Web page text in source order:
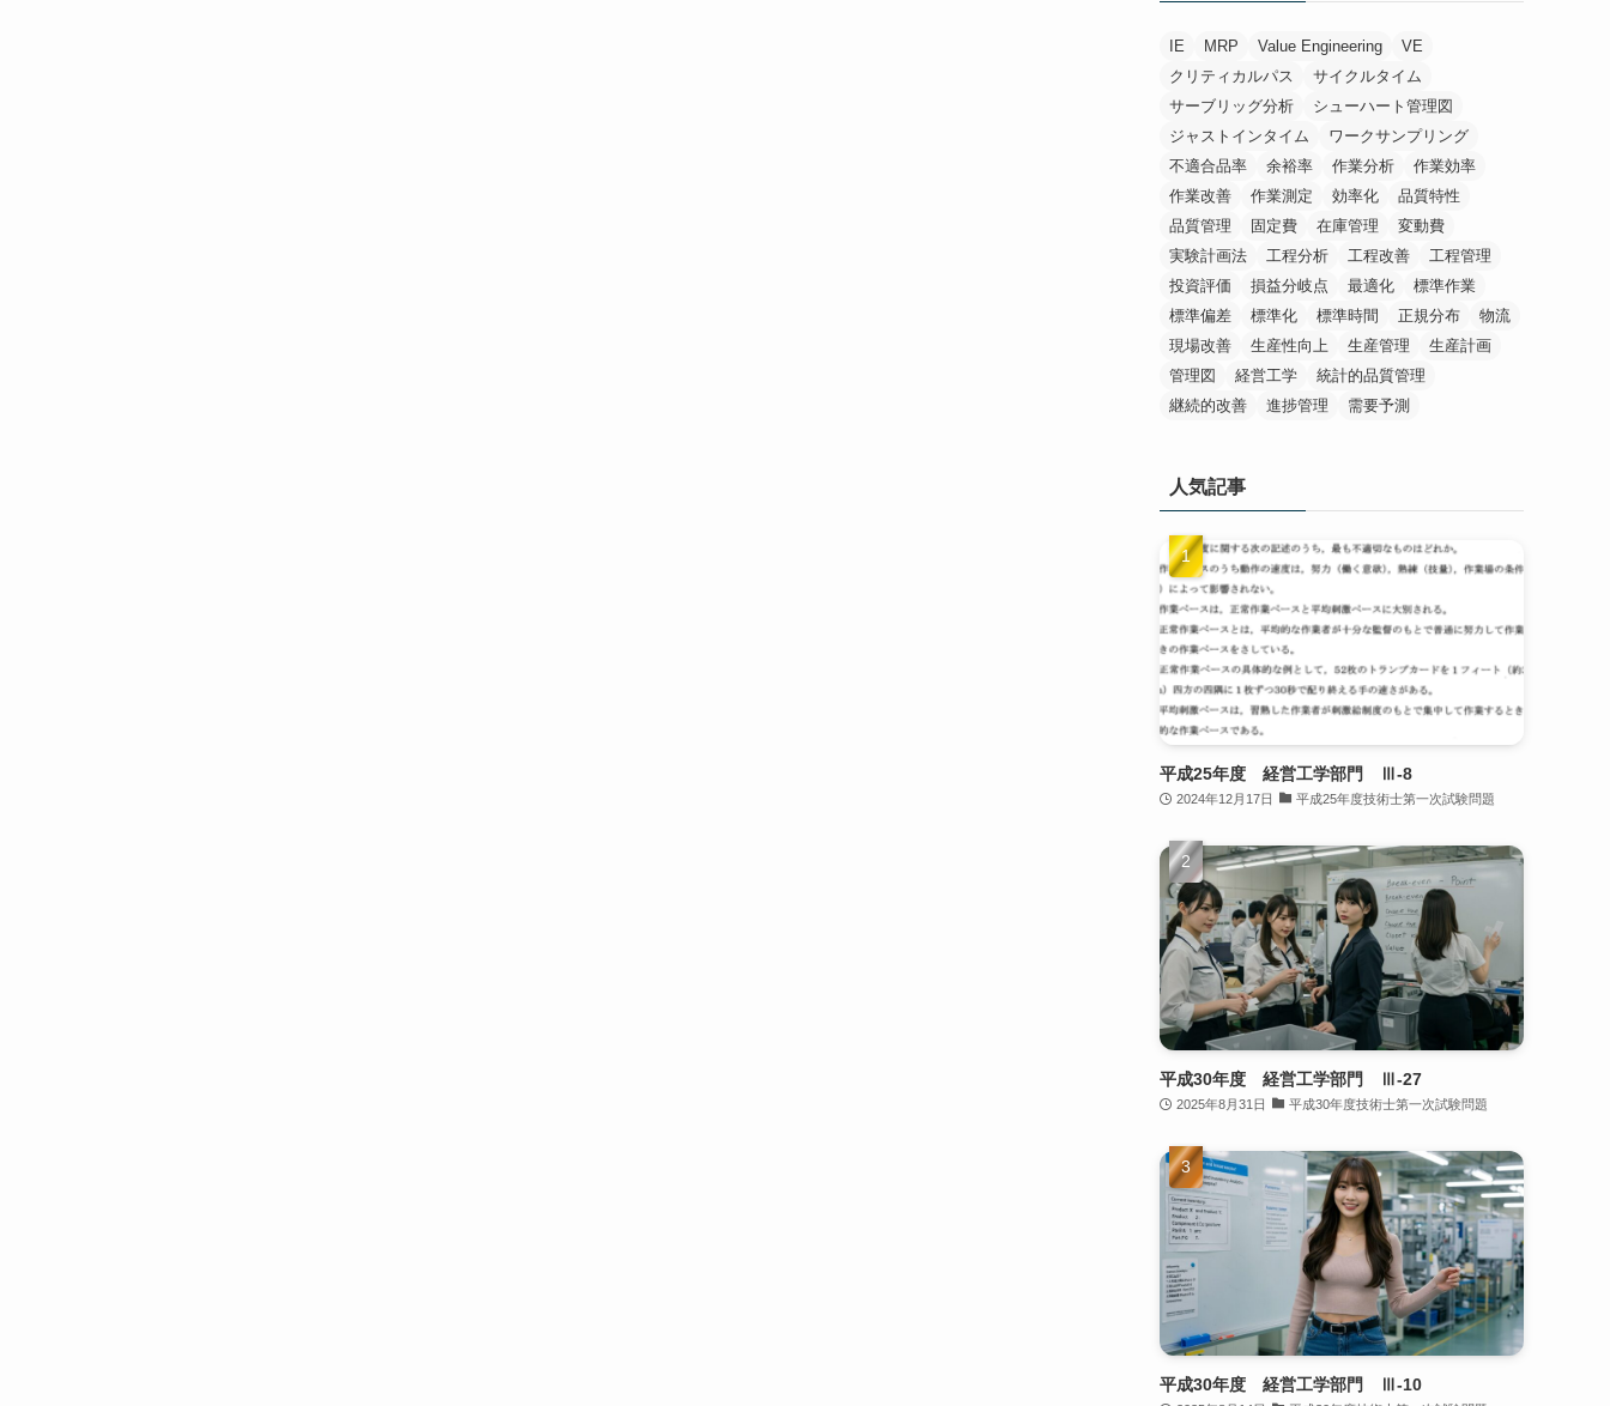
IE MRP Value Engineering
VE
クリティカルパス
サイクルタイム
サーブリッグ分析
シューハート管理図
ジャストインタイム
ワークサンプリング
不適合品率
余裕率 作業分析
作業効率
作業改善
作業測定 効率化
品質特性
品質管理
固定費 在庫管理
変動費
実験計画法
工程分析 工程改善
工程管理
投資評価
損益分岐点 最適化
標準作業
標準偏差
標準化 標準時間 正規分布
物流
現場改善
生産性向上 生産管理
生産計画
管理図
経営工学
統計的品質管理
継続的改善
進捗管理 需要予測
人気記事
平成25年度 経営工学部門 Ⅲ-8
2024年12月17日 平成25年度技術士第一次試験問題
平成30年度 経営工学部門 Ⅲ-27
2025年8月31日 平成30年度技術士第一次試験問題
平成30年度 経営工学部門 Ⅲ-10